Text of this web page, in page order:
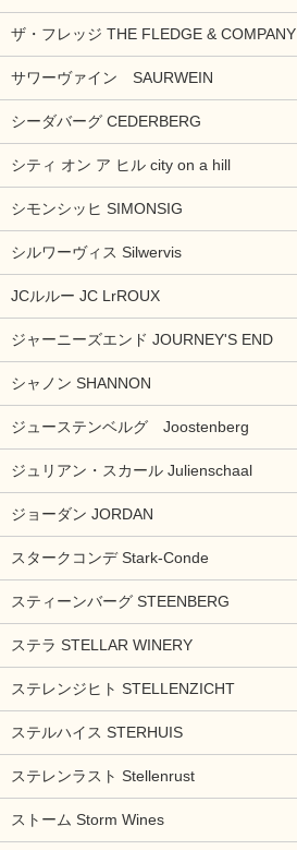
ザ・フレッジ THE FLEDGE & COMPANY
サワーヴァイン SAURWEIN
シーダバーグ CEDERBERG
シティ オン ア ヒル city on a hill
シモンシッヒ SIMONSIG
シルワーヴィス Silwervis
JCルルー JC LrROUX
ジャーニーズエンド JOURNEY'S END
シャノン SHANNON
ジューステンベルグ Joostenberg
ジュリアン・スカール Julienschaal
ジョーダン JORDAN
スタークコンデ Stark-Conde
スティーンバーグ STEENBERG
ステラ STELLAR WINERY
ステレンジヒト STELLENZICHT
ステルハイス STERHUIS
ステレンラスト Stellenrust
ストーム Storm Wines